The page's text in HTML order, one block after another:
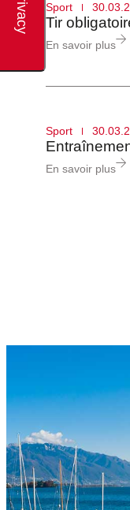
Sport
Tir
En savoir plus
Sport
En savoir plus